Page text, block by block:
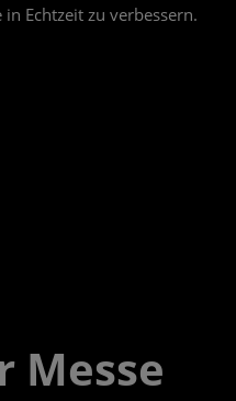
in Echtzeit zu verbessern.
Messe